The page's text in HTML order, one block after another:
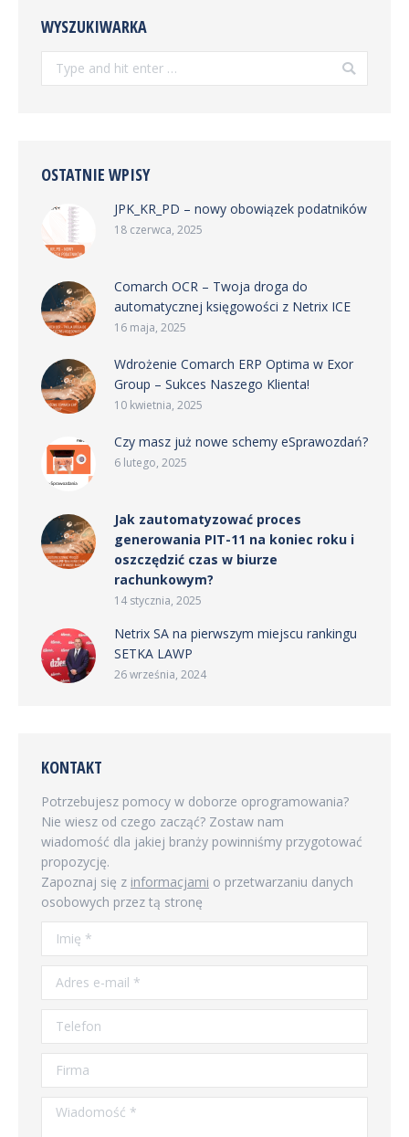
WYSZUKIWARKA
Search:
OSTATNIE WPISY
JPK_KR_PD – nowy obowiązek podatników
18 czerwca, 2025
Comarch OCR – Twoja droga do
automatycznej księgowości z Netrix ICE
16 maja, 2025
Wdrożenie Comarch ERP Optima w Exor
Group – Sukces Naszego Klienta!
10 kwietnia, 2025
Czy masz już nowe schemy eSprawozdań?
6 lutego, 2025
Jak zautomatyzować proces
generowania PIT-11 na koniec roku i
oszczędzić czas w biurze
rachunkowym?
14 stycznia, 2025
Netrix SA na pierwszym miejscu rankingu
SETKA LAWP
26 września, 2024
KONTAKT
Potrzebujesz pomocy w doborze oprogramowania?
Nie wiesz od czego zacząć? Zostaw nam
wiadomość dla jakiej branży powinniśmy przygotować
propozycję.
Zapoznaj się z informacjami o przetwarzaniu danych
osobowych przez tą stronę
Imię *
Adres e-mail *
Telefon
Firma
Wiadomość *